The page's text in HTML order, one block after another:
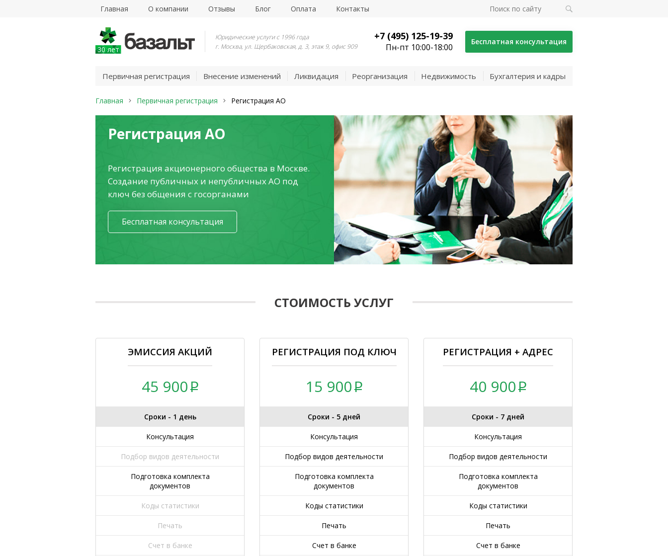
Главная О компании Отзывы Блог Оплата Контакты
30 лет
Юридические услуги с 1996 года
г. Москва, ул. Щербаковская, д. 3, этаж 9, офис 909
+7 (495) 125-19-39
Пн-пт 10:00-18:00
Бесплатная консультация
Первичная регистрация Внесение изменений Ликвидация Реорганизация Недвижимость Бухгалтерия и кадры
Главная Первичная регистрация Регистрация АО
Регистрация АО
Регистрация акционерного общества в Москве.
Создание публичных и непубличных АО под
ключ без общения с госорганами
Бесплатная консультация
СТОИМОСТЬ УСЛУГ
ЭМИССИЯ АКЦИЙ
45 900
Сроки - 1 день
Консультация
Подбор видов деятельности
Подготовка комплекта
документов
Коды статистики
Печать
Счет в банке
РЕГИСТРАЦИЯ ПОД КЛЮЧ
15 900
Сроки - 5 дней
Консультация
Подбор видов деятельности
Подготовка комплекта
документов
Коды статистики
Печать
Счет в банке
РЕГИСТРАЦИЯ + АДРЕС
40 900
Сроки - 7 дней
Консультация
Подбор видов деятельности
Подготовка комплекта
документов
Коды статистики
Печать
Счет в банке